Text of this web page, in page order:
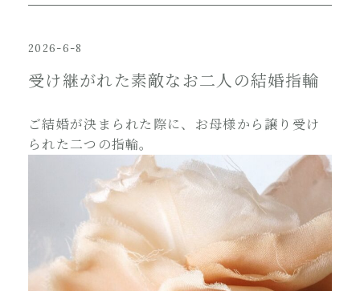
2026-6-8
受け継がれた素敵なお二人の結婚指輪
ご結婚が決まられた際に、お母様から譲り受け
られた二つの指輪。